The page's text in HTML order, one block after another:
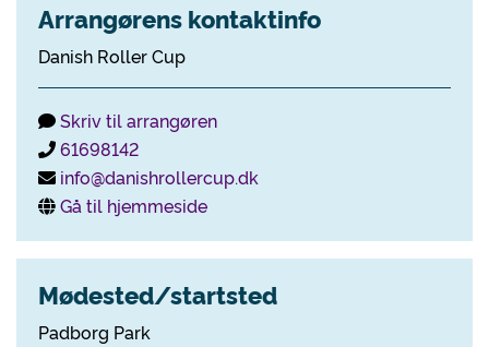
Arrangørens kontaktinfo
Danish Roller Cup
Skriv til arrangøren
61698142
info@danishrollercup.dk
Gå til hjemmeside
Mødested/startsted
Padborg Park